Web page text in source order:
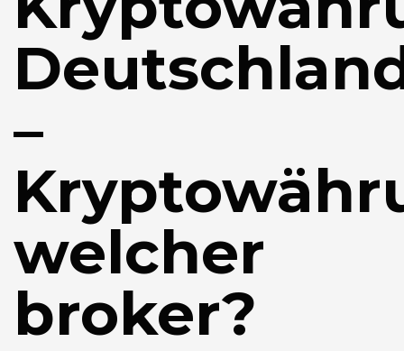
–
welcher
broker?